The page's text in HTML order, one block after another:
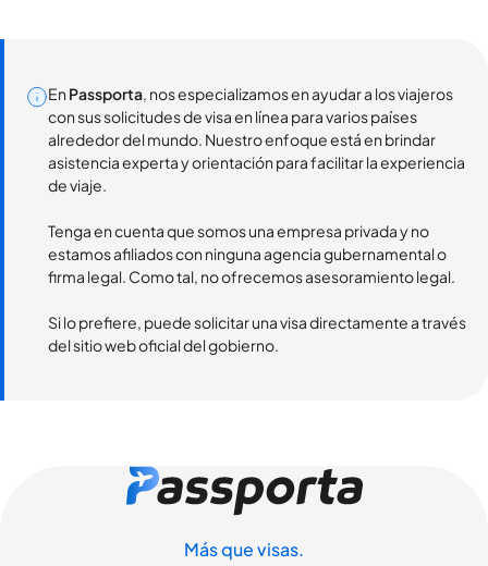
En Passporta, nos especializamos en ayudar a los viajeros
con sus solicitudes de visa en línea para varios países
alrededor del mundo. Nuestro enfoque está en brindar
asistencia experta y orientación para facilitar la experiencia
de viaje.
Tenga en cuenta que somos una empresa privada y no
estamos afiliados con ninguna agencia gubernamental o
firma legal. Como tal, no ofrecemos asesoramiento legal.
Si lo prefiere, puede solicitar una visa directamente a través
del sitio web oficial del gobierno.
Más que visas.